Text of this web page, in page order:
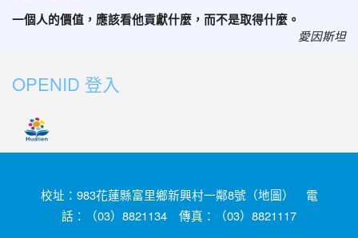
一個人的價值，應該看他貢獻什麼，而不是取得什麼。
愛因斯坦
OPENID 登入
校址：983花蓮縣富里鄉新興村一鄰8號（地圖） 電
話：（03）8821134 傳真：（03）8821117